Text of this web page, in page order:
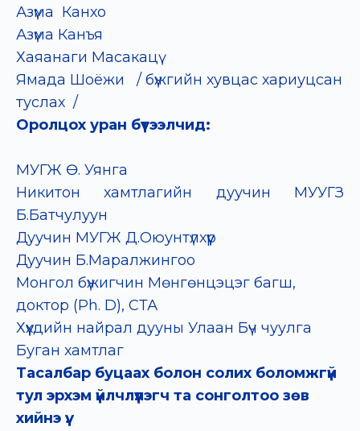
Азүма Канхо
Азүма Канъя
Хаяанаги Масакацү
Ямада Шоёжи / бүжгийн хувцас хариуцсан
туслах /
Оролцох уран бүтээлчид:
MУГЖ Ө. Уянга
Никитон хамтлагийн дуучин МУУГЗ
Б.Батчулуун
Дуучин МУГЖ Д.Оюунтүлхүүр
Дуучин Б.Маралжингоо
Монгол бүжигчин Мөнгөнцэцэг багш,
доктор (Ph. D), СТА
Хүүхдийн найрал дууны Улаан Бүч чуулга
Буган хамтлаг
Тасалбар буцаах болон солих боломжгүй
тул эрхэм үйлчлүүлэгч та сонголтоо зөв
хийнэ үү.